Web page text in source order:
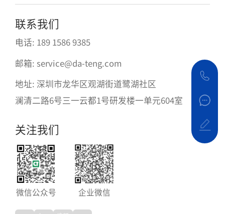
联系我们
电话: 189 1586 9385
邮箱: service@da-teng.com
地址: 深圳市龙华区观湖街道鹭湖社区
澜清二路6号三一云都1号研发楼一单元604室
关注我们
微信公众号 企业微信